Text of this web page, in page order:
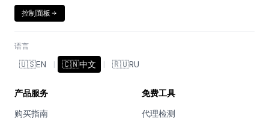
控制面板
语言
🇺🇸EN | 🇨🇳中文 | 🇷🇺RU
产品服务
购买指南
免费工具
代理检测